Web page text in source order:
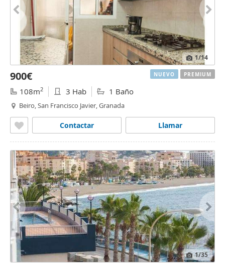
1/14
900€
108m2 3 Hab 1 Baño
Beiro, San Francisco Javier, Granada
Llamar
Contactar
NUEVO PREMIUM
1/35